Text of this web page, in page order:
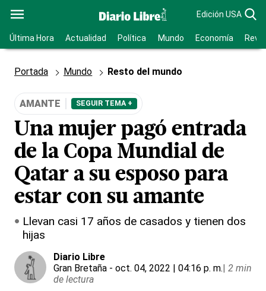
Edición USA
Última Hora Actualidad Política Mundo Economía
Portada Mundo Resto del mundo
AMANTE SEGUIR TEMA +
Una mujer pagó entrada
de la Copa Mundial de
Qatar a su esposo para
estar con su amante
Llevan casi 17 años de casados y tienen dos
hijas
Diario Libre
Gran Bretaña - oct. 04, 2022 | 04:16 p. m.| 2 min
de lectura